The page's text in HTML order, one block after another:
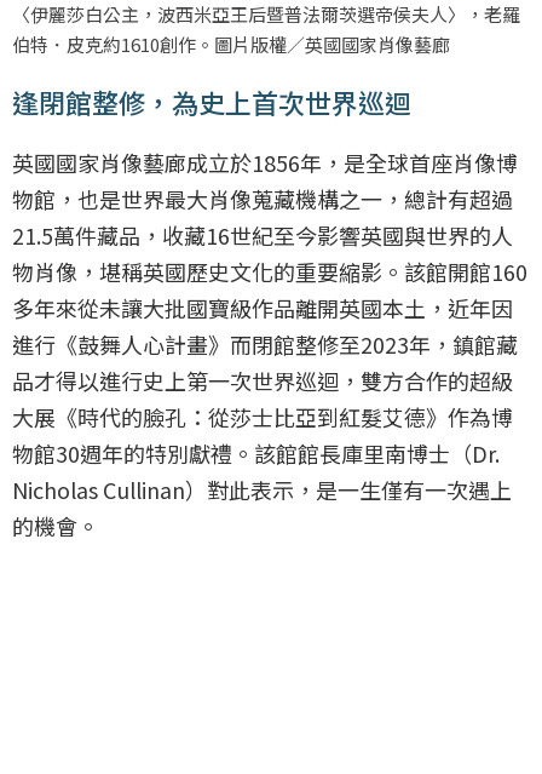
〈伊麗莎白公主，波西米亞王后暨普法爾茨選帝侯夫人〉，老羅
伯特．皮克約1610創作。圖片版權／英國國家肖像藝廊
逢閉館整修，為史上首次世界巡迴
英國國家肖像藝廊成立於1856年，是全球首座肖像博
物館，也是世界最大肖像蒐藏機構之一，總計有超過
21.5萬件藏品，收藏16世紀至今影響英國與世界的人
物肖像，堪稱英國歷史文化的重要縮影。該館開館160
多年來從未讓大批國寶級作品離開英國本土，近年因
進行《鼓舞人心計畫》而閉館整修至2023年，鎮館藏
品才得以進行史上第一次世界巡迴，雙方合作的超級
大展《時代的臉孔：從莎士比亞到紅髮艾德》作為博
物館30週年的特別獻禮。該館館長庫里南博士（Dr.
Nicholas Cullinan）對此表示，是一生僅有一次遇上
的機會。